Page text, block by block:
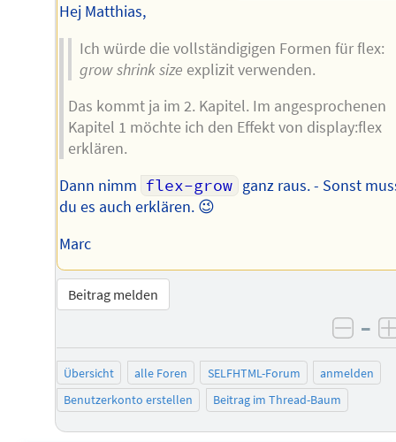
Hej Matthias,
Ich würde die vollständigigen Formen für flex:
growshrinksize explizit verwenden.
Das kommt ja im 2. Kapitel. Im angesprochenen
Kapitel 1 möchte ich den Effekt von display:flex
erklären.
Dann nimm flex-grow ganz raus. - Sonst
du es auch erklären. 😉
Marc
Beitrag melden
–
Übersicht alle Foren SELFHTML-Forum
anmelden
Benutzerkonto erstellen
Beitrag im Thread-Baum